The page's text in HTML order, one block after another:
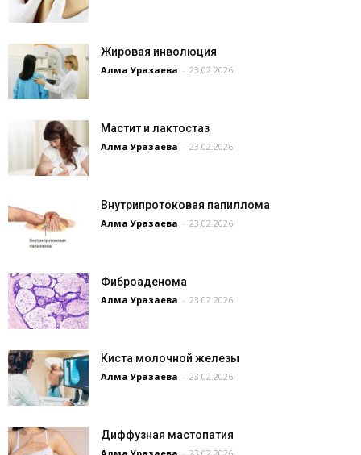
Жировая инволюция
Алма Уразаева - 23.02.2026
Мастит и лактостаз
Алма Уразаева - 23.02.2026
Внутрипротоковая папиллома
Алма Уразаева - 23.02.2026
Фиброаденома
Алма Уразаева - 23.02.2026
Киста молочной железы
Алма Уразаева - 23.02.2026
Диффузная мастопатия